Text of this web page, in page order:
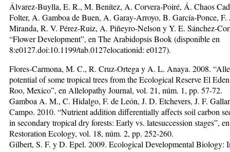
Álvarez-Buylla, E. R., M. Benítez, A. Corvera-Poiré, Á. Chaos
Folter, A. Gamboa de Buen, A. Garay-Arroyo, B. García-Ponce, F.
Miranda, R. V. Pérez-Ruiz, A. Piñeyro-Nelson y Y. E. Sánchez-
“Flower Development”, en The Arabidopsis Book (disponible en
8:e0127.doi:10.1199/tab.0127elocationid: e0127).
Flores-Carmona, M. C., R. Cruz-Ortega y A. L. Anaya. 2008.
potential of some tropical trees from the Ecological Reserve El
Roo, Mexico”, en Allelopathy Journal, vol. 21, núm. 1, pp. 57-72.
Gamboa A. M., C. Hidalgo, F. de León, J. D. Etchevers, J. F.
Campo. 2010. “Nutrient addition differentially affects soil carbon
in secondary tropical dry forests: Early vs. latesuccession stages”, en
Restoration Ecology, vol. 18, núm. 2, pp. 252-260.
Gilbert, S. F. y D. Epel. 2009. Ecological Developmental Biology: